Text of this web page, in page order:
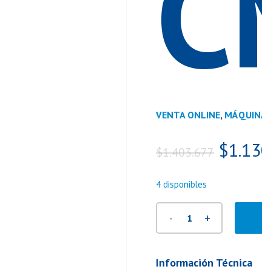
VENTA ONLINE,
$1.403.677 El
era:
$
4 disponibles
Información Técnica